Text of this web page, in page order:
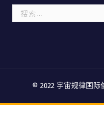
索
© 2022 宇宙规律国